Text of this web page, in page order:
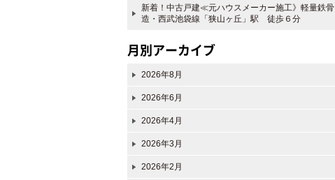
新着！中古戸建≪元ハウスメーカー施工》軽量鉄骨
造・西武池袋線「狭山ヶ丘」駅 徒歩６分
月別アーカイブ
2026年8月
2026年6月
2026年4月
2026年3月
2026年2月